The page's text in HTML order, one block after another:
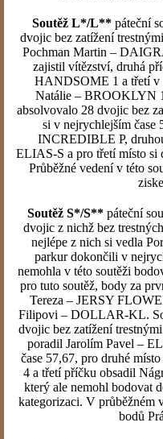
Soutěž L*/L** páteční
dvojic bez zatížení
Pochman Martin –
zajistil vítězství, druhá
HANDSOME 1 a třetí v
Natálie – BROOKLYN
absolvovalo 28 dvojic bez
si v nejrychlejším čase
INCREDIBLE P,
ELIAS-S a pro třetí místo
Průběžné vedení v této
Soutěž S*/S** páteční
dvojic z nichž bez
nejlépe z nich si vedla
parkur dokončili v
nemohla v této soutěži
pro tuto soutěž, body za
Tereza – JERSY
Filipovi – DOLLAR-KL.
dvojic bez zatížení
poradil Jarolím Pavel –
čase 57,67, pro druhé
4 a třetí příčku obsadil
který ale nemohl bodovat
kategorizaci. V průběžném
bodů